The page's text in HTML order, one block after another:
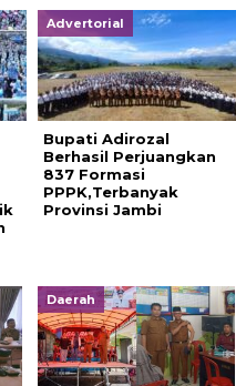
Advertorial
Bupati Adirozal
Berhasil Perjuangkan
837 Formasi
PPPK,Terbanyak
Provinsi Jambi
Daerah